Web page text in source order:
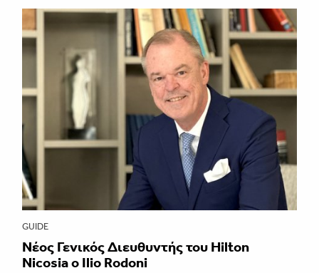
GUIDE
Νέος Γενικός Διευθυντής του Hilton
Nicosia ο Ilio Rodoni